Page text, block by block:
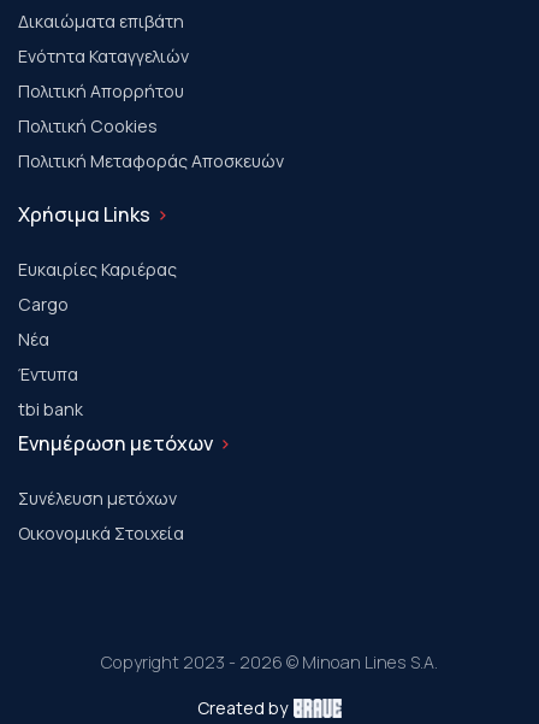
Δικαιώματα επιβάτη
Ενότητα Καταγγελιών
Πολιτική Απορρήτου
Πολιτική Cookies
Πολιτική Μεταφοράς Αποσκευών
Χρήσιμα Links
Ευκαιρίες Καριέρας
Cargo
Νέα
Έντυπα
tbi bank
Ενημέρωση μετόχων
Συνέλευση μετόχων
Οικονομικά Στοιχεία
Copyright 2023 - 2026 © Minoan Lines S.A.
Created by